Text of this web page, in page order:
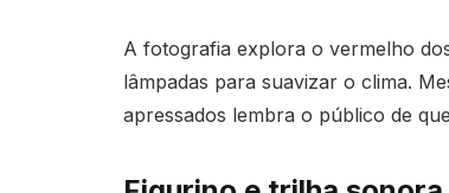
A fotografia explora o vermelho
lâmpadas para suavizar o clima.
apressados lembra o público de